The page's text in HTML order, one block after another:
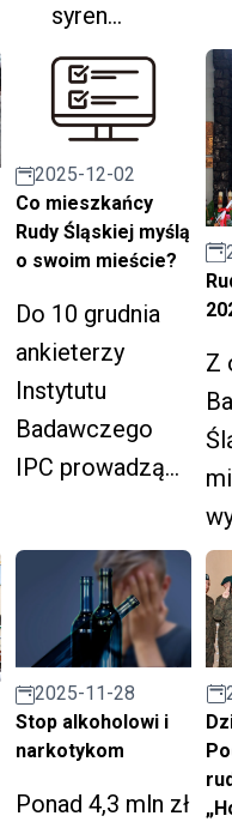
syren
alarmowych.
Nadany zostanie
sygnał
treningowy.
2025-12-02
Co mieszkańcy
Rudy Śląskiej myślą
o swoim mieście?
Do 10 grudnia
ankieterzy
Instytutu
Badawczego
IPC prowadzą
społeczne.
Ankietę można
też wypełnić on-
line.
Z
3
2025-11-28
Stop alkoholowi i
narkotykom
Ponad 4,3 mln zł